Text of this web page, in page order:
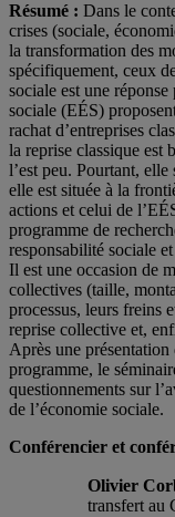
Résumé : Dans le
crises (sociale,
la transformation des
spécifiquement, ceux
sociale est une
sociale (EÉS)
rachat d’entreprises
la reprise classique est
l’est peu. Pourtant,
elle est située à la
actions et celui de
programme de
responsabilité sociale
Il est une occasion de
collectives (taille,
processus, leurs freins
reprise collective et,
Après une
programme, le
questionnements sur
de l’économie sociale.
Conférencier et
Olivier
transfert au